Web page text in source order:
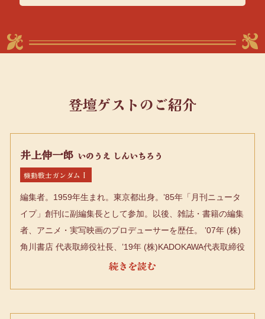
登壇ゲストのご紹介
井上伸一郎 いのうえ しんいちろう
機動戦士ガンダムⅠ
編集者。1959年生まれ。東京都出身。’85年「月刊ニュータ
イプ」創刊に副編集長として参加。以後、雑誌・書籍の編集
者、アニメ・実写映画のプロデューサーを歴任。 ’07年 (株)
角川書店 代表取締役社長、’19年 (株)KADOKAWA代表取締役
副社長に就任。現在は、(株)KADOKAWA 上級顧問 エグゼク
KADOKAWAマンガアカデミー 名誉アカデミー長。その他、